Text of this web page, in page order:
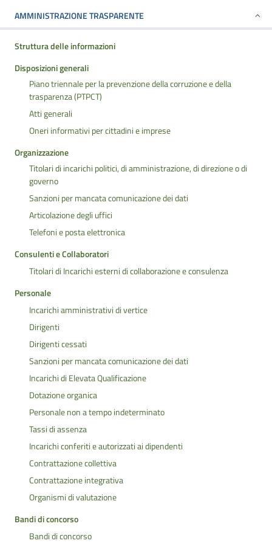
AMMINISTRAZIONE TRASPARENTE
Struttura delle informazioni
Disposizioni generali
Piano triennale per la prevenzione della corruzione e della
trasparenza (PTPCT)
Atti generali
Oneri informativi per cittadini e imprese
Organizzazione
Titolari di incarichi politici, di amministrazione, di direzione o di
governo
Sanzioni per mancata comunicazione dei dati
Articolazione degli uffici
Telefoni e posta elettronica
Consulenti e Collaboratori
Titolari di Incarichi esterni di collaborazione e consulenza
Personale
Incarichi amministrativi di vertice
Dirigenti
Dirigenti cessati
Sanzioni per mancata comunicazione dei dati
Incarichi di Elevata Qualificazione
Dotazione organica
Personale non a tempo indeterminato
Tassi di assenza
Incarichi conferiti e autorizzati ai dipendenti
Contrattazione collettiva
Contrattazione integrativa
Organismi di valutazione
Bandi di concorso
Bandi di concorso